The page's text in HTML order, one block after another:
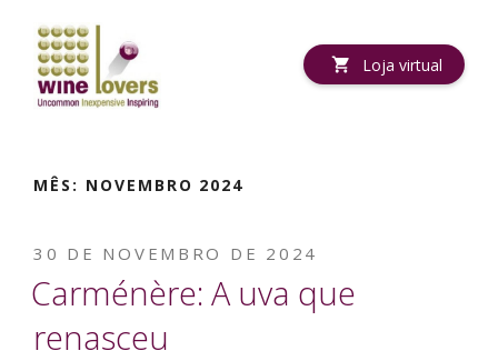
conteúdo
Loja virtual
MÊS: NOVEMBRO 2024
PUBLICADO
EM
30 DE NOVEMBRO DE 2024
Carménère: A uva que
renasceu